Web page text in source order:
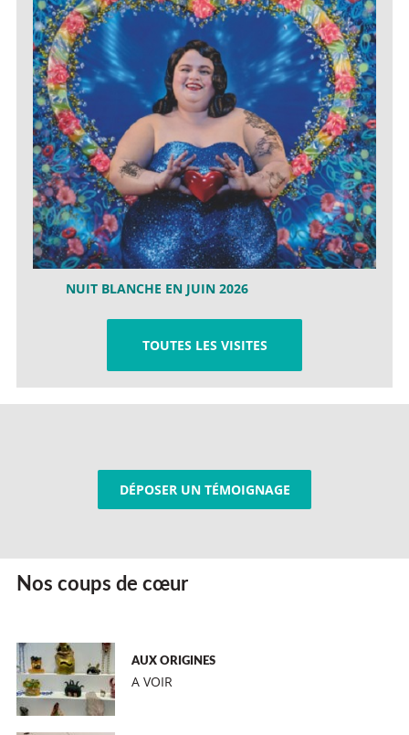
NUIT BLANCHE EN JUIN 2026
TOUTES LES VISITES
DÉPOSER UN TÉMOIGNAGE
Nos coups de cœur
AUX ORIGINES
A VOIR